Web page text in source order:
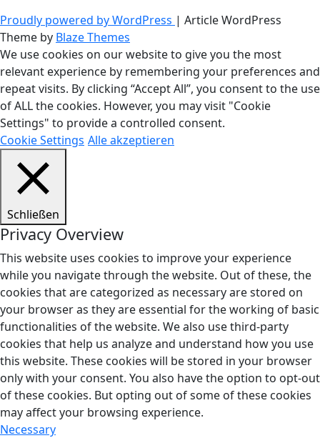
Proudly powered by WordPress | Article WordPress
Theme by Blaze Themes
We use cookies on our website to give you the most
relevant experience by remembering your preferences and
repeat visits. By clicking “Accept All”, you consent to the use
of ALL the cookies. However, you may visit "Cookie
Settings" to provide a controlled consent.
Cookie Settings Alle akzeptieren
Schließen
Privacy Overview
This website uses cookies to improve your experience
while you navigate through the website. Out of these, the
cookies that are categorized as necessary are stored on
your browser as they are essential for the working of basic
functionalities of the website. We also use third-party
cookies that help us analyze and understand how you use
this website. These cookies will be stored in your browser
only with your consent. You also have the option to opt-out
of these cookies. But opting out of some of these cookies
may affect your browsing experience.
Necessary